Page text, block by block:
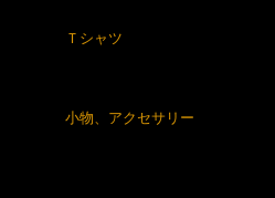
Ｔシャツ
小物、アクセサリー